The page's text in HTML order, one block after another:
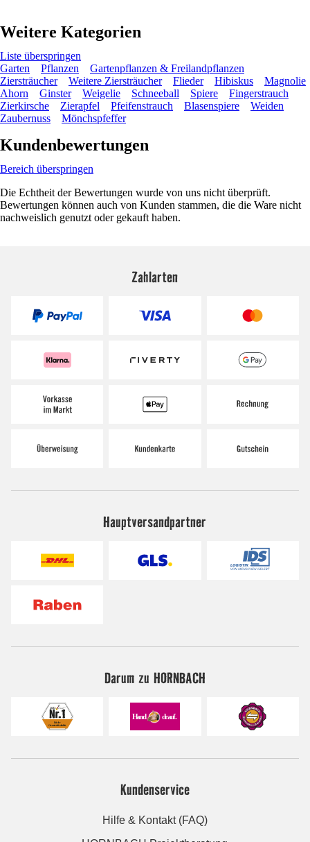
Weitere Kategorien
Liste überspringen
Garten
Pflanzen
Gartenpflanzen & Freilandpflanzen
Ziersträucher
Weitere Ziersträucher Flieder Hibiskus
Magnolie
Ahorn
Ginster Weigelie Schneeball Spiere
Fingerstrauch
Zierkirsche
Zierapfel Pfeifenstrauch Blasenspiere
Weiden
Zaubernuss
Mönchspfeffer
Kundenbewertungen
Bereich überspringen
Die Echtheit der Bewertungen wurde von uns nicht überprüft.
Bewertungen können auch von Kunden stammen, die die Ware nicht
nachweislich genutzt oder gekauft haben.
Zahlarten
Hauptversandpartner
Darum zu HORNBACH
Kundenservice
Hilfe & Kontakt (FAQ)